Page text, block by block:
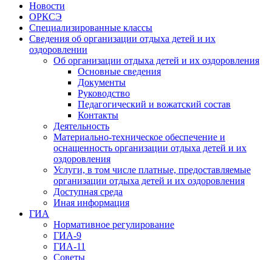
Новости
ОРКСЭ
Специализированные классы
Сведения об организации отдыха детей и их
оздоровлении
Об организации отдыха детей и их оздоровления
Основные сведения
Документы
Руководство
Педагогический и вожатский состав
Контакты
Деятельность
Материально-техническое обеспечение и
оснащенность организации отдыха детей и их
оздоровления
Услуги, в том числе платные, предоставляемые
организации отдыха детей и их оздоровления
Доступная среда
Иная информация
ГИА
Нормативное регулирование
ГИА-9
ГИА-11
Советы